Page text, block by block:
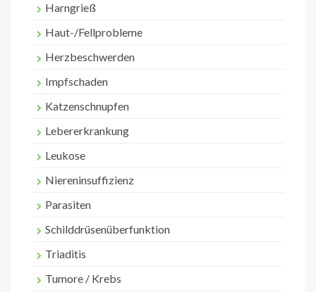
Harngrieß
Haut-/Fellprobleme
Herzbeschwerden
Impfschaden
Katzenschnupfen
Lebererkrankung
Leukose
Niereninsuffizienz
Parasiten
Schilddrüsenüberfunktion
Triaditis
Tumore / Krebs